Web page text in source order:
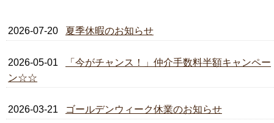
2026-07-20 夏季休暇のお知らせ
2026-05-01
「今がチャンス！」仲介手数料半額キャンペー
ン☆☆
2026-03-21 ゴールデンウィーク休業のお知らせ